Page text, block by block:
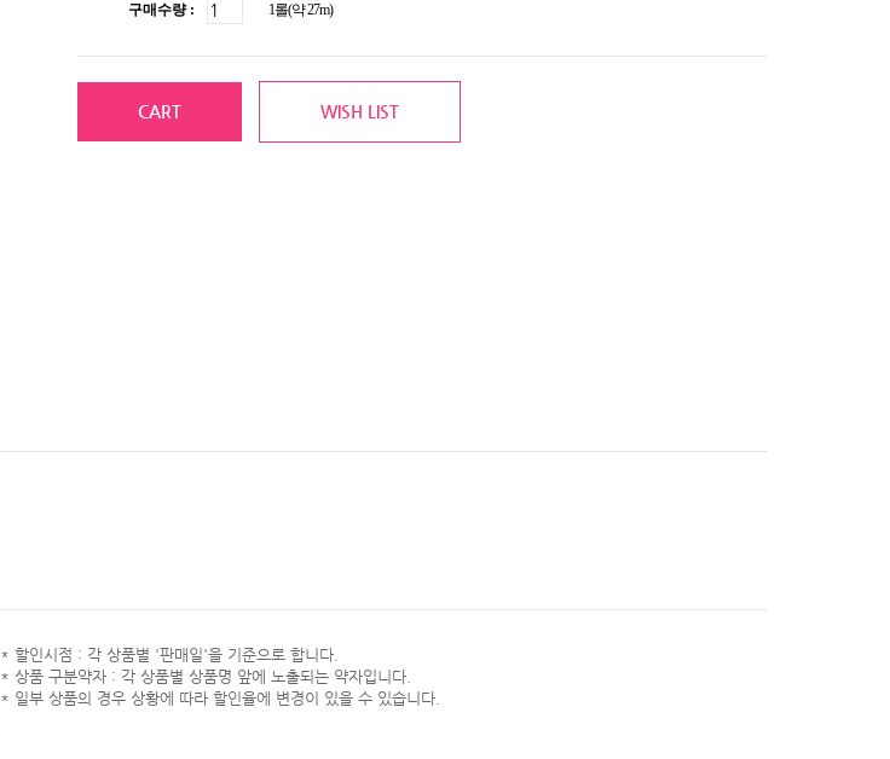
구매수량 : 1롤(약 27m)
CART WISH LIST
* 할인시점 : 각 상품별 '판매일'을 기준으로 합니다.
* 상품 구분약자 : 각 상품별 상품명 앞에 노출되는 약자입니다.
* 일부 상품의 경우 상황에 따라 할인율에 변경이 있을 수 있습니다.